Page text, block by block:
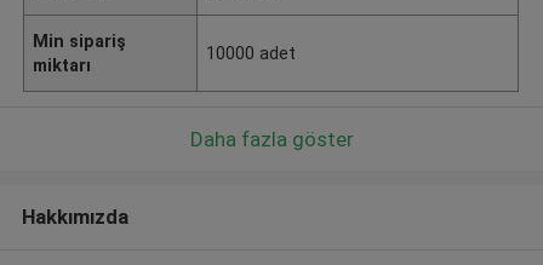
Min sipariş
miktarı
10000 adet
Daha fazla göster
Hakkımızda